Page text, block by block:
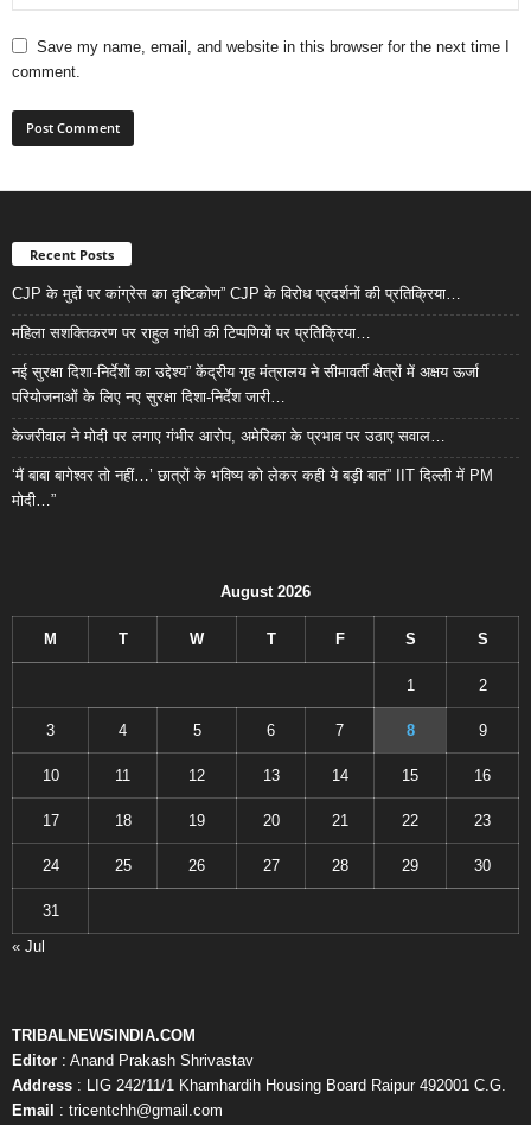
Save my name, email, and website in this browser for the next time I
comment.
Recent Posts
CJP के मुद्दों पर कांग्रेस का दृष्टिकोण” CJP के विरोध प्रदर्शनों की प्रतिक्रिया…
महिला सशक्तिकरण पर राहुल गांधी की टिप्पणियों पर प्रतिक्रिया…
नई सुरक्षा दिशा-निर्देशों का उद्देश्य” केंद्रीय गृह मंत्रालय ने सीमावर्ती क्षेत्रों में अक्षय ऊर्जा
परियोजनाओं के लिए नए सुरक्षा दिशा-निर्देश जारी…
केजरीवाल ने मोदी पर लगाए गंभीर आरोप, अमेरिका के प्रभाव पर उठाए सवाल…
‘मैं बाबा बागेश्वर तो नहीं…’ छात्रों के भविष्य को लेकर कही ये बड़ी बात” IIT दिल्ली में PM
मोदी…”
August 2026
M T W T F S S
1 2
3 4 5 6 7 8 9
10 11 12 13 14 15 16
17 18 19 20 21 22 23
24 25 26 27 28 29 30
31
« Jul
TRIBALNEWSINDIA.COM
Editor : Anand Prakash Shrivastav
Address : LIG 242/11/1 Khamhardih Housing Board Raipur 492001 C.G.
Email
: tricentchh@gmail.com